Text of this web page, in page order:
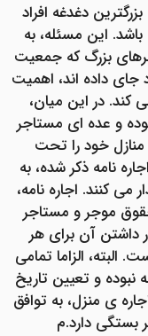
دغدغه افراد
این مسئله، به
بزرگ که جمعیت
جای داده اند، اهمیت
کند. در این میان،
و عده ای مستاجر
خود را تحت
نامه ذکر شده، به
می کنند. اجاره نامه،
موجر و مستاجر
داشتن آن برای هر
البته، الزاما تمامی
نبوده و تعیین تاریخ
ی منزل، به توافق
بستگی دارد.م